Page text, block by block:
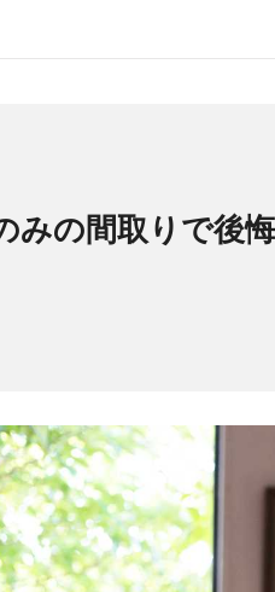
みの間取りで後